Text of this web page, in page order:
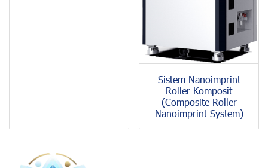
Sistem Nanoimprint
Roller Komposit
(Composite Roller
Nanoimprint System)